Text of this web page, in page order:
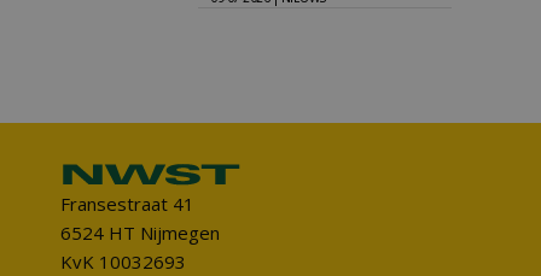
Fransestraat 41
6524 HT Nijmegen
KvK 10032693